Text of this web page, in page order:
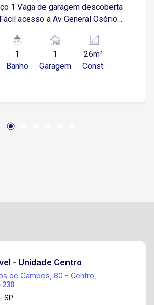
1 Vaga de garagem descoberta
acesso a Av General Osórios,
geral.
1
Banho
1
Garagem
26m²
Const.
- Unidade Centro
de Campos, 80 - Centro,
230
SP